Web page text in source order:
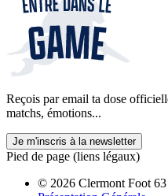
Reçois par email ta dose
matchs, émotions...
Je m'inscris à la newsletter
Pied de page (liens légaux)
© 2026 Clermont Foot 63